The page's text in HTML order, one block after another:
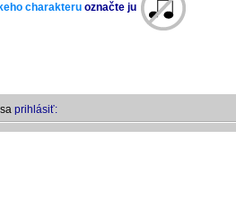
charakteru označte ju
prihlásiť: